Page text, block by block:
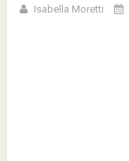
Isabella Moretti